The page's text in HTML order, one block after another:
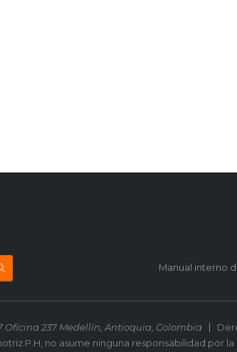
Manual interno
Oficina 237 Medellín, Antioquia, Colombia
P.H, no asume ninguna responsabilidad por